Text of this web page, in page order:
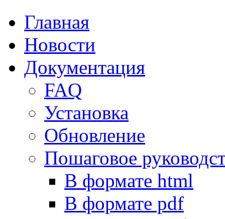
Главная
Новости
Документация
FAQ
Установка
Обновление
Пошаговое
В формате html
В формате pdf